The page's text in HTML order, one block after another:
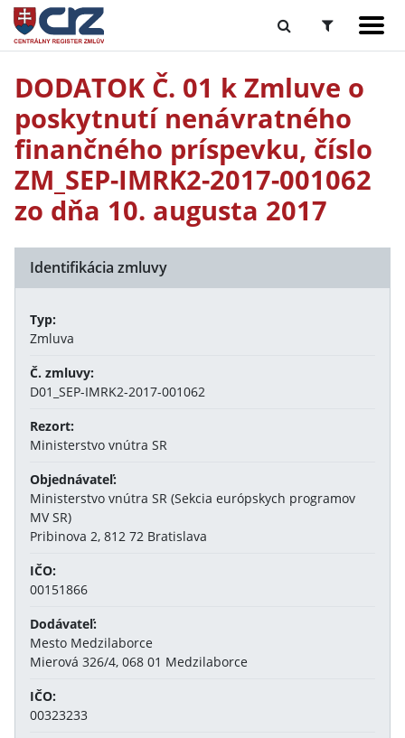
DODATOK Č. 01 k Zmluve o
poskytnutí nenávratného
finančného príspevku, číslo
ZM_SEP-IMRK2-2017-001062
zo dňa 10. augusta 2017
Identifikácia zmluvy
Typ:
Zmluva
Č. zmluvy:
D01_SEP-IMRK2-2017-001062
Rezort:
Ministerstvo vnútra SR
Objednávateľ:
Ministerstvo vnútra SR (Sekcia európskych programov
MV SR)
Pribinova 2, 812 72 Bratislava
IČO:
00151866
Dodávateľ:
Mesto Medzilaborce
Mierová 326/4, 068 01 Medzilaborce
IČO:
00323233